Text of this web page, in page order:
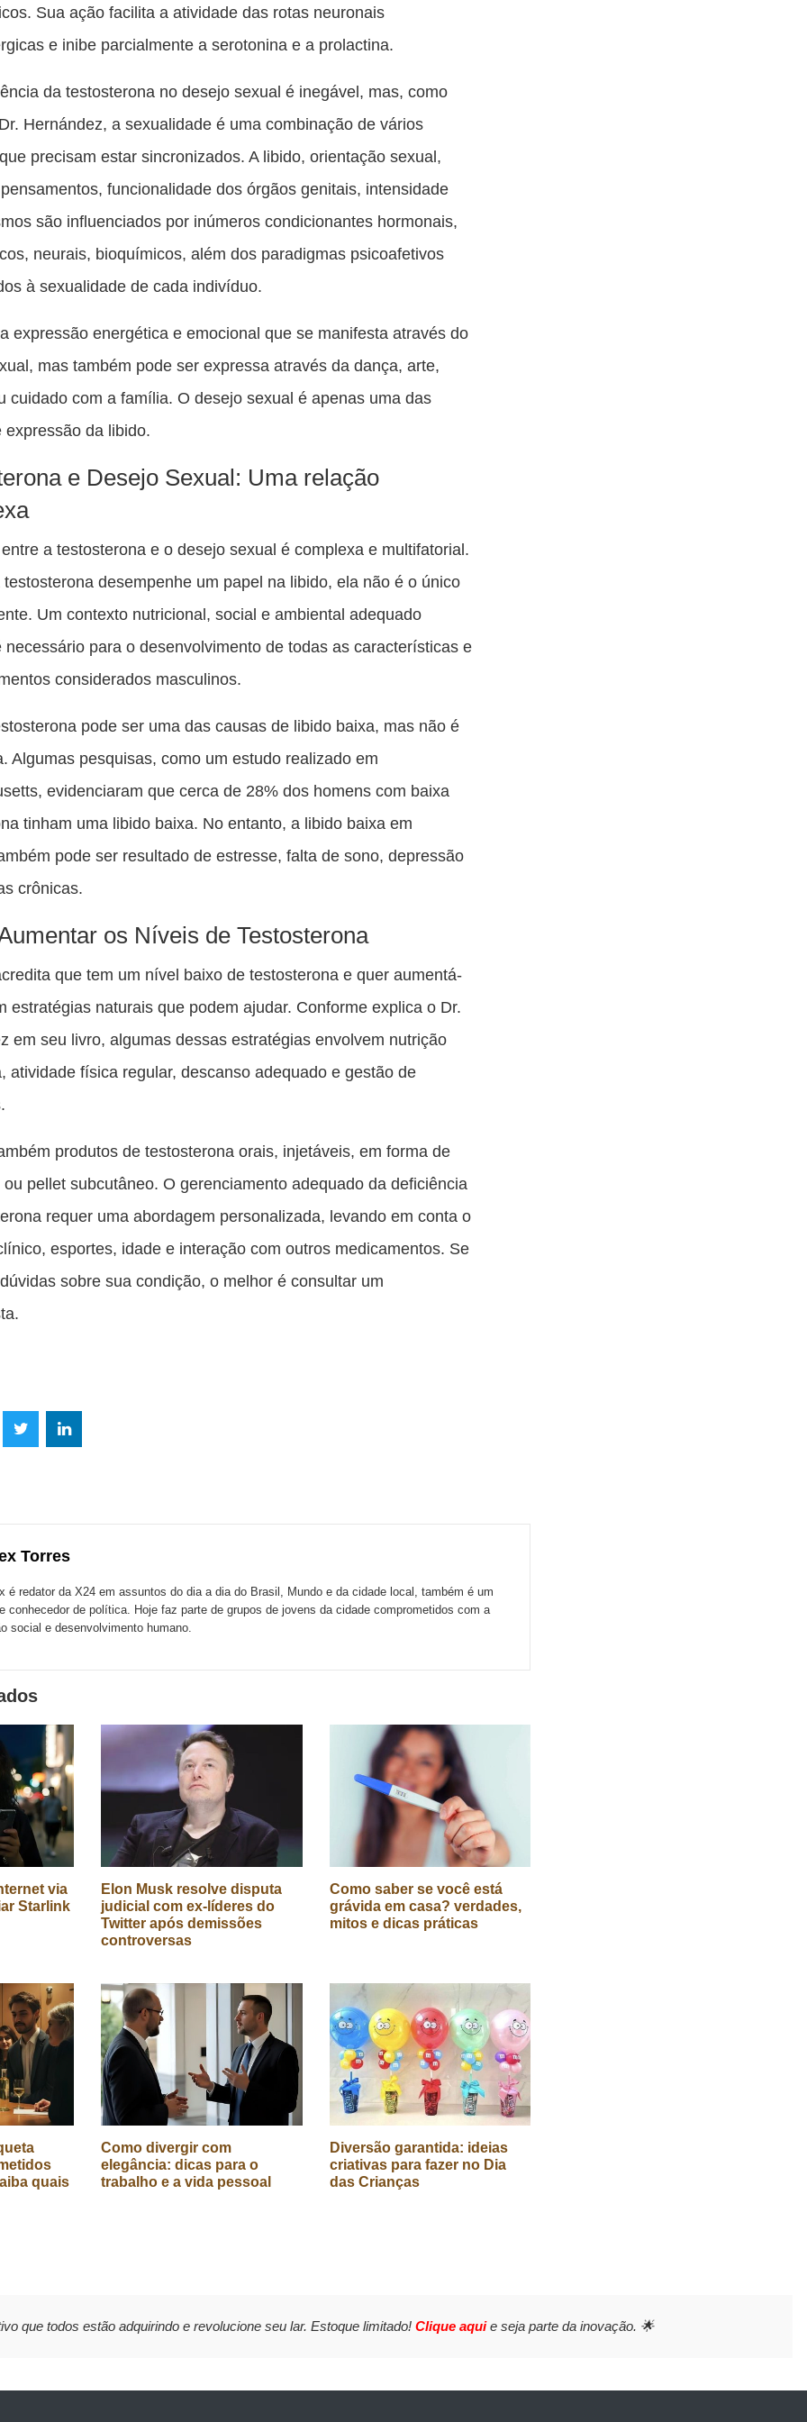
Sua ação facilita a atividade das rotas neuronais
e inibe parcialmente a serotonina e a prolactina.
da testosterona no desejo sexual é inegável, mas, como
Hernández, a sexualidade é uma combinação de vários
precisam estar sincronizados. A libido, orientação sexual,
funcionalidade dos órgãos genitais, intensidade
são influenciados por inúmeros condicionantes hormonais,
neurais, bioquímicos, além dos paradigmas psicoafetivos
à sexualidade de cada indivíduo.
expressão energética e emocional que se manifesta através do
mas também pode ser expressa através da dança, arte,
cuidado com a família. O desejo sexual é apenas uma das
expressão da libido.
e Desejo Sexual: Uma relação
a testosterona e o desejo sexual é complexa e multifatorial.
testosterona desempenhe um papel na libido, ela não é o único
Um contexto nutricional, social e ambiental adequado
necessário para o desenvolvimento de todas as características e
considerados masculinos.
pode ser uma das causas de libido baixa, mas não é
Algumas pesquisas, como um estudo realizado em
evidenciaram que cerca de 28% dos homens com baixa
tinham uma libido baixa. No entanto, a libido baixa em
pode ser resultado de estresse, falta de sono, depressão
crônicas.
os Níveis de Testosterona
que tem um nível baixo de testosterona e quer aumentá-
estratégias naturais que podem ajudar. Conforme explica o Dr.
em seu livro, algumas dessas estratégias envolvem nutrição
atividade física regular, descanso adequado e gestão de
produtos de testosterona orais, injetáveis, em forma de
ou pellet subcutâneo. O gerenciamento adequado da deficiência
requer uma abordagem personalizada, levando em conta o
esportes, idade e interação com outros medicamentos. Se
sobre sua condição, o melhor é consultar um
Torres
é redator da X24 em assuntos do dia a dia do Brasil, Mundo e da cidade local, também é um
conhecedor de política. Hoje faz parte de grupos de jovens da cidade comprometidos com a
social e desenvolvimento humano.
via
Starlink
Elon Musk resolve disputa
judicial com ex-líderes do
Twitter após demissões
controversas
Como saber se você está
grávida em casa? verdades,
mitos e dicas práticas
quais
Como divergir com
elegância: dicas para o
trabalho e a vida pessoal
Diversão garantida: ideias
criativas para fazer no Dia
das Crianças
que todos estão adquirindo e revolucione seu lar. Estoque limitado! Clique aquie seja parte da inovação. 🌟